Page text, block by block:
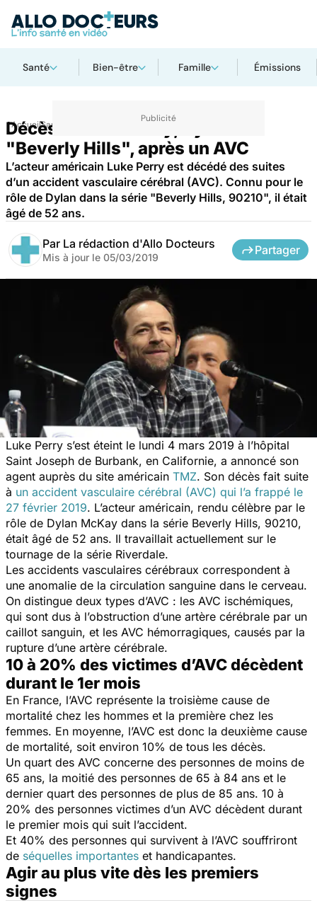
Santé Bien-être Famille Émissions
AccueilSanté
Décès de Luke Perry, Dylan de
"Beverly Hills", après un AVC
L’acteur américain Luke Perry est décédé des suites
d’un accident vasculaire cérébral (AVC). Connu pour le
rôle de Dylan dans la série "Beverly Hills, 90210", il était
âgé de 52 ans.
Par La rédaction d'Allo Docteurs
Mis à jour le 05/03/2019
Partager
Luke Perry s’est éteint le lundi 4 mars 2019 à l’hôpital
Saint Joseph de Burbank, en Californie, a annoncé son
agent auprès du site américain TMZ. Son décès fait suite
à un accident vasculaire cérébral (AVC) qui l’a frappé le
27 février 2019. L’acteur américain, rendu célèbre par le
rôle de Dylan McKay dans la série Beverly Hills, 90210,
était âgé de 52 ans. Il travaillait actuellement sur le
tournage de la série Riverdale.
Les accidents vasculaires cérébraux correspondent à
une anomalie de la circulation sanguine dans le cerveau.
On distingue deux types d’AVC : les AVC ischémiques,
qui sont dus à l’obstruction d’une artère cérébrale par un
caillot sanguin, et les AVC hémorragiques, causés par la
rupture d’une artère cérébrale.
10 à 20% des victimes d’AVC décèdent
durant le 1er mois
En France, l’AVC représente la troisième cause de
mortalité chez les hommes et la première chez les
femmes. En moyenne, l’AVC est donc la deuxième cause
de mortalité, soit environ 10% de tous les décès.
Un quart des AVC concerne des personnes de moins de
65 ans, la moitié des personnes de 65 à 84 ans et le
dernier quart des personnes de plus de 85 ans. 10 à
20% des personnes victimes d’un AVC décèdent durant
le premier mois qui suit l’accident.
Et 40% des personnes qui survivent à l’AVC souffriront
de séquelles importantes et handicapantes.
Agir au plus vite dès les premiers
signes